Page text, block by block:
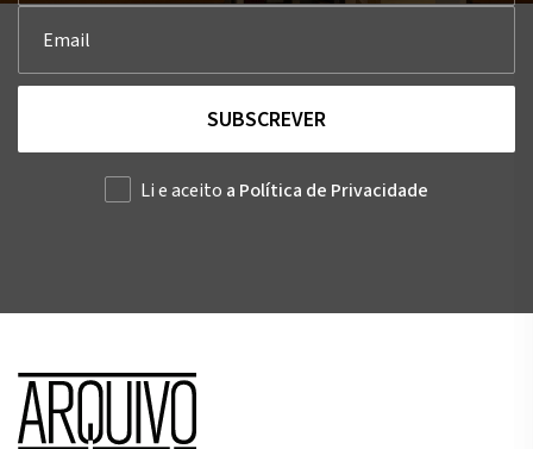
SUBSCREVER
Li e aceito a Política de Privacidade